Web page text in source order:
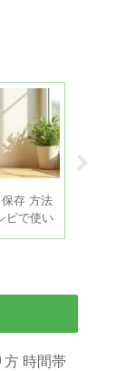
存 方法
ピで使い
方 時間帯